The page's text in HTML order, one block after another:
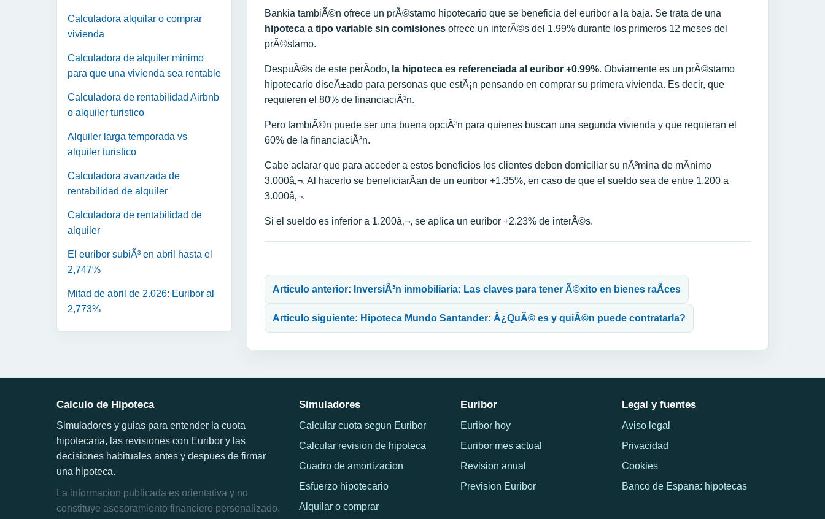
Calculadora alquilar o comprar
vivienda
Calculadora de alquiler minimo
para que una vivienda sea rentable
Calculadora de rentabilidad Airbnb
o alquiler turistico
Alquiler larga temporada vs
alquiler turistico
Calculadora avanzada de
rentabilidad de alquiler
Calculadora de rentabilidad de
alquiler
El euribor subiÃ³ en abril hasta el
2,747%
Mitad de abril de 2.026: Euribor al
2,773%
Bankia tambiÃ©n ofrece un prÃ©stamo hipotecario que se beneficia del euribor a la baja. Se trata de una
hipoteca a tipo variable sin comisiones ofrece un interÃ©s del 1.99% durante los primeros 12 meses del
prÃ©stamo.
DespuÃ©s de este perÃ­odo, la hipoteca es referenciada al euribor +0.99%. Obviamente es un prÃ©stamo
hipotecario diseÃ±ado para personas que estÃ¡n pensando en comprar su primera vivienda. Es decir, que
requieren el 80% de financiaciÃ³n.
Pero tambiÃ©n puede ser una buena opciÃ³n para quienes buscan una segunda vivienda y que requieran el
60% de la financiaciÃ³n.
Cabe aclarar que para acceder a estos beneficios los clientes deben domiciliar su nÃ³mina de mÃ­nimo
3.000â‚¬. Al hacerlo se beneficiarÃ­an de un euribor +1.35%, en caso de que el sueldo sea de entre 1.200 a
3.000â‚¬.
Si el sueldo es inferior a 1.200â‚¬, se aplica un euribor +2.23% de interÃ©s.
Navegación de entradas
Articulo anterior: InversiÃ³n inmobiliaria: Las claves para tener Ã©xito en bienes raÃ­ces
Articulo siguiente: Hipoteca Mundo Santander: Â¿QuÃ© es y quiÃ©n puede contratarla?
Calculo de Hipoteca
Simuladores y guias para entender la cuota
hipotecaria, las revisiones con Euribor y las
decisiones habituales antes y despues de firmar
una hipoteca.
La informacion publicada es orientativa y no
constituye asesoramiento financiero personalizado.
Simuladores
Calcular cuota segun Euribor
Calcular revision de hipoteca
Cuadro de amortizacion
Esfuerzo hipotecario
Alquilar o comprar
Euribor
Euribor hoy
Euribor mes actual
Revision anual
Prevision Euribor
Legal y fuentes
Aviso legal
Privacidad
Cookies
Banco de Espana: hipotecas